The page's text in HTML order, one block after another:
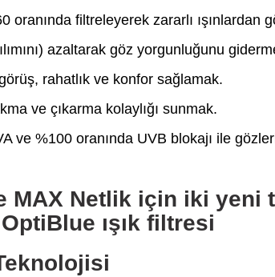
oranında filtreleyerek zararlı ışınlardan
azaltarak göz yorgunluğunu
rahatlık ve konfor sağlamak.
ve çıkarma kolaylığı sunmak.
ve %100 oranında UVB blokajı ile
MAX Netlik için iki yeni
ışık filtresi